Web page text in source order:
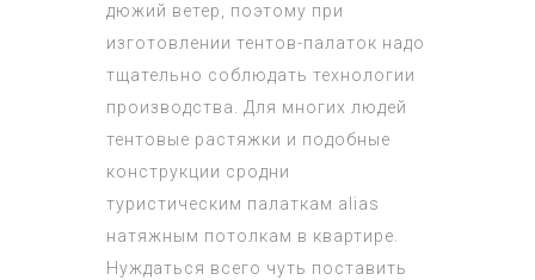
дюжий ветер, поэтому при
изготовлении тентов-палаток надо
тщательно соблюдать технологии
производства. Для многих людей
тентовые растяжки и подобные
конструкции сродни
туристическим палаткам alias
натяжным потолкам в квартире.
Нуждаться всего чуть поставить